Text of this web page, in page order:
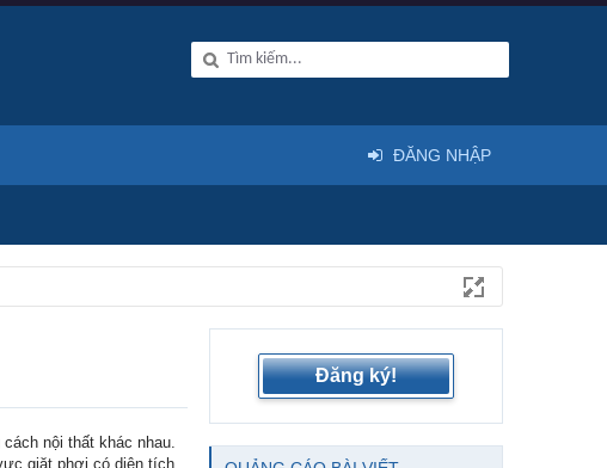
nội thất khác nhau.
giặt phơi có diện tích
Đăng ký!
ĐĂNG NHẬP